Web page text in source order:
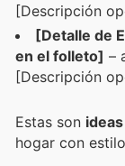
[Descripción
[Detalle de
en el folleto] –
[Descripción
Estas son
hogar con